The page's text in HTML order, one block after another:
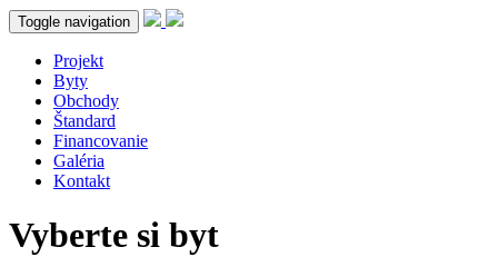
Toggle navigation
Projekt
Byty
Obchody
Štandard
Financovanie
Galéria
Kontakt
Vyberte si byt